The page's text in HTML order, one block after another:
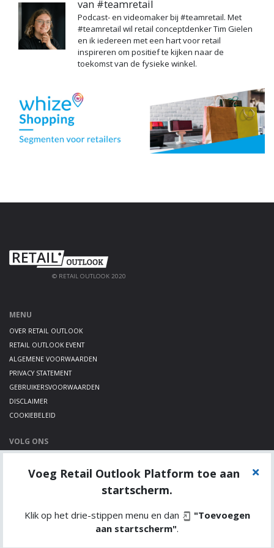
van #teamretail
Podcast- en videomaker bij #teamretail. Met
#teamretail wil retail conceptdenker Tim Gielen
en ik iedereen met een hart voor retail
inspireren om positief te kijken naar de
toekomst van de fysieke winkel.
© RETAIL OUTLOOK 2020
MENU
OVER RETAIL OUTLOOK
RETAIL OUTLOOK EVENT
ALGEMENE VOORWAARDEN
PRIVACY STATEMENT
GEBRUIKERSVOORWAARDEN
DISCLAIMER
COOKIEBELEID
VOLG ONS
TWITTER
Voeg Retail Outlook Platform toe aan
startscherm.
Klik op het drie-stippen menu en dan
"Toevoegen
aan startscherm".